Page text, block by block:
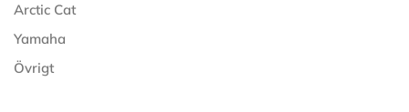
Arctic Cat
Yamaha
Övrigt